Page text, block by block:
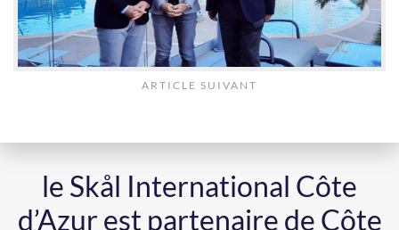
ARTICLE SUIVANT
le Skål International Côte
d’Azur est partenaire de Côte